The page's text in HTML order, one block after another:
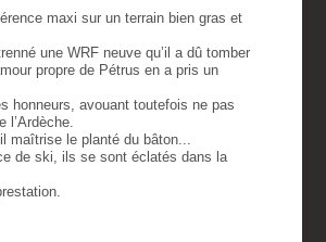
maxi sur un terrain bien gras et
une WRF neuve qu’il a dû tomber
propre de Pétrus en a pris un
honneurs, avouant toutefois ne pas
l’Ardèche.
maîtrise le planté du bâton...
de ski, ils se sont éclatés dans la